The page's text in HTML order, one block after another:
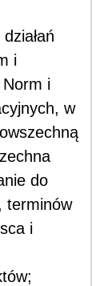
i
i
w
do
terminów
i